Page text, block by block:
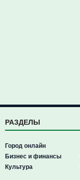
РАЗДЕЛЫ
Город онлайн
Бизнес и финансы
Культура